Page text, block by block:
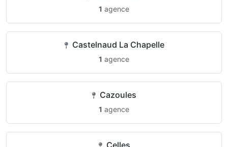
1 agence
Castelnaud La Chapelle
1 agence
Cazoules
1 agence
Celles